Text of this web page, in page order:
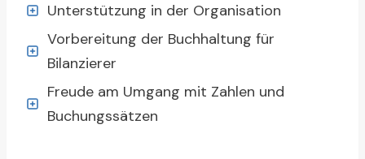
Unterstützung in der Organisation
Vorbereitung der Buchhaltung für
Bilanzierer
Freude am Umgang mit Zahlen und
Buchungssätzen